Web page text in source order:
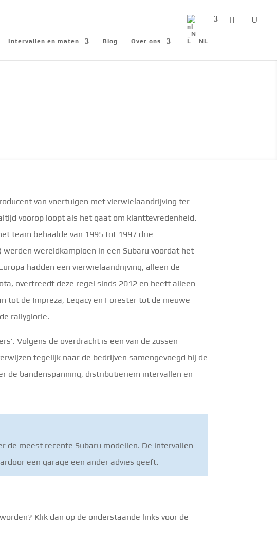
Intervallen en maten Blog Over ons NL
van voertuigen met vierwielaandrijving ter
voorop loopt als het gaat om klanttevredenheid.
team behaalde van 1995 tot 1997 drie
werden wereldkampioen in een Subaru voordat het
hadden een vierwielaandrijving, alleen de
overtreedt deze regel sinds 2012 en heeft alleen
tot de Impreza, Legacy en Forester tot de nieuwe
rallyglorie.
Volgens de overdracht is een van de zussen
tegelijk naar de bedrijven samengevoegd bij de
de bandenspanning, distributieriem intervallen en
de meest recente Subaru modellen. De intervallen
een garage een ander advies geeft.
Klik dan op de onderstaande links voor de